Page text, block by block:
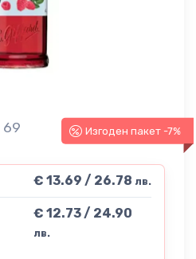
Изгоден пакет -7%
69
€ 13.69 / 26.78 лв.
€ 12.73 / 24.90
лв.